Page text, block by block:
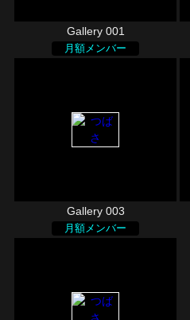
Gallery 001
月額メンバー
Gallery 003
月額メンバー